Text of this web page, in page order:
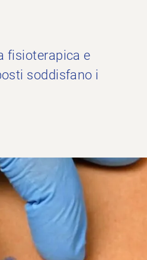
fisioterapica e
soddisfano i